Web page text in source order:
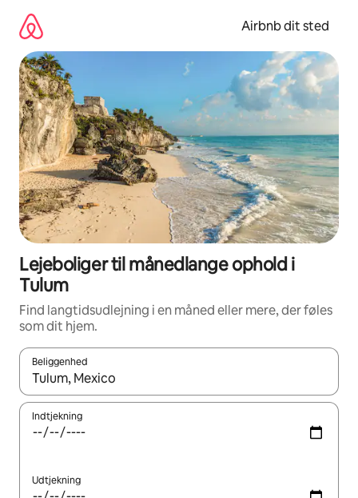
videre
indhold
Airbnb dit sted
Lejeboliger til månedlange ophold i
Tulum
Find langtidsudlejning i en måned eller mere, der føles
som dit hjem.
Beliggenhed
Når resultaterne er tilgængelige, skal du navigere med
Indtjekning
Udtjekning